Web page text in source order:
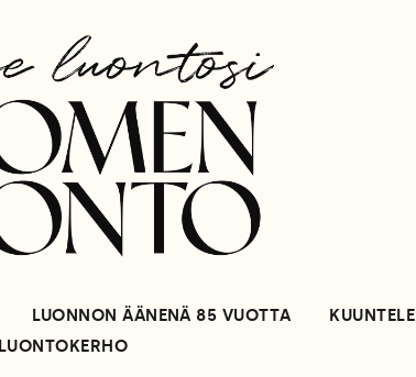
LUONNON ÄÄNENÄ 85 VUOTTA KUUNTELE
LUONTOKERHO